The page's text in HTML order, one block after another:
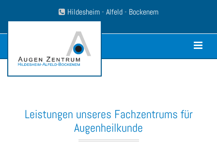
 Hildesheim- Alfeld- Bockenem
Leistungen unseres Fachzentrums für
Augenheilkunde